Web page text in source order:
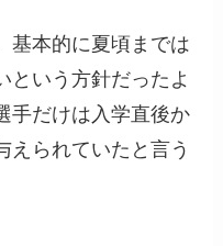
基本的に夏頃までは
という方針だったよ
手だけは入学直後か
えられていたと言う